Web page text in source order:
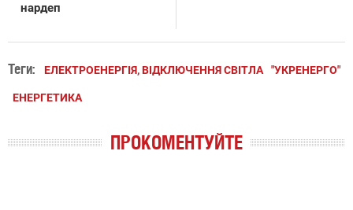
нардеп
Теги: ЕЛЕКТРОЕНЕРГІЯ, ВІДКЛЮЧЕННЯ СВІТЛА "УКРЕНЕРГО"
ЕНЕРГЕТИКА
ПРОКОМЕНТУЙТЕ